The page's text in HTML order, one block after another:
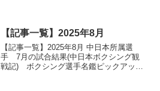
【記事一覧】2025年8月
【記事一覧】2025年8月 中日本所属選
手 7月の試合結果(中日本ボクシング観
戦記) ボクシング選手名鑑ピックアッ